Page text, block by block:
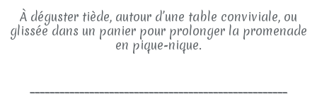
À déguster tiède, autour d’une table conviviale, ou
glissée dans un panier pour prolonger la promenade
en pique-nique.